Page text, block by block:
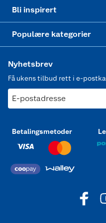
Bli inspirert
Populære kategorier
Nyhetsbrev
Få ukens tilbud rett i e-
E-postadresse
Betalingsmetoder